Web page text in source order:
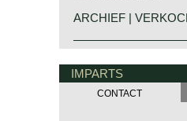
ARCHIEF |
IMPARTS
CONTACT